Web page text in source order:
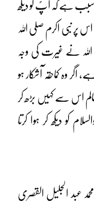
سبب ہے کہ آپؐ کو دیکھ
پر نبی اکرم صلی اللہ
اللہ نے غیرت کی وجہ
اگر وہ کماحقہ آشکار ہو
اس سے کہیں بڑھ کر
کو دیکھ کر ہوا کرتا
عبد الجلیل القصری